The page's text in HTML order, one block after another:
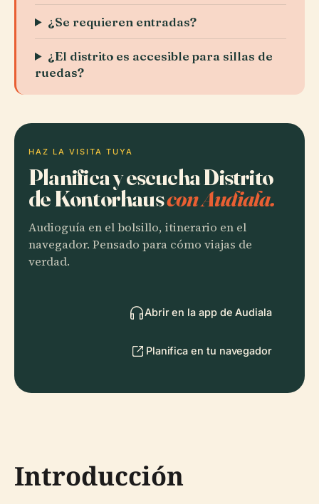
¿Se requieren entradas?
¿El distrito es accesible para sillas de
ruedas?
HAZ LA VISITA TUYA
Planifica y escucha Distrito
de Kontorhauscon Audiala.
Audioguía en el bolsillo, itinerario en el
navegador. Pensado para cómo viajas de
verdad.
Abrir en la app de Audiala
Planifica en tu navegador
Introducción